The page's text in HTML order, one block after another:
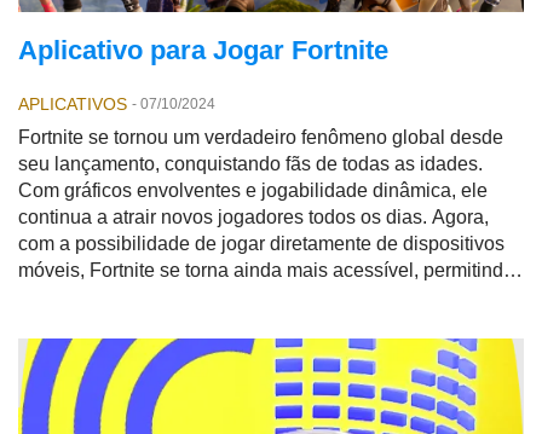
Aplicativo para Jogar Fortnite
APLICATIVOS - 07/10/2024
Fortnite se tornou um verdadeiro fenômeno global desde
seu lançamento, conquistando fãs de todas as idades.
Com gráficos envolventes e jogabilidade dinâmica, ele
continua a atrair novos jogadores todos os dias. Agora,
com a possibilidade de jogar diretamente de dispositivos
móveis, Fortnite se torna ainda mais acessível, permitindo
PC.